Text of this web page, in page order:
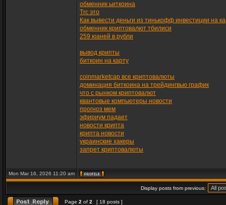
обменник ьиткоина
Trc это
Как вывести деньги из тинькофф инвестиции на
обменник криптовалют тбилиси
259 юаней в рубли
вывод крипты
биткоин на карту
coinmarketcap все криптовалюты
доминация биткоина на трейдингвью график
что с рынком криптовалют
квантовые компьютеры новости
прогноз мем
эфириум падает
новости крипта
крипта новости
украинские хакеры
запрет криптовалюты
Mon Mar 16, 2026 11:20 am
Display posts from previous:
Page 2 of 2 [ 18 posts ]